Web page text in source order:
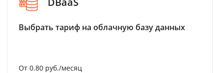
Выбрать тариф на облачную базу данных
От 0.80 руб./месяц